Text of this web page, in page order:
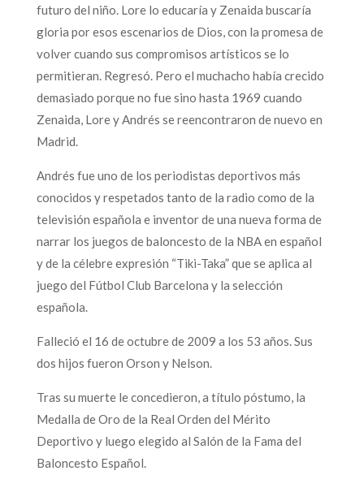
futuro del niño. Lore lo educaría y Zenaida buscaría
gloria por esos escenarios de Dios, con la promesa de
volver cuando sus compromisos artísticos se lo
permitieran. Regresó. Pero el muchacho había crecido
demasiado porque no fue sino hasta 1969 cuando
Zenaida, Lore y Andrés se reencontraron de nuevo en
Madrid.
Andrés fue uno de los periodistas deportivos más
conocidos y respetados tanto de la radio como de la
televisión española e inventor de una nueva forma de
narrar los juegos de baloncesto de la NBA en español
y de la célebre expresión “Tiki-Taka” que se aplica al
juego del Fútbol Club Barcelona y la selección
española.
Falleció el 16 de octubre de 2009 a los 53 años. Sus
dos hijos fueron Orson y Nelson.
Tras su muerte le concedieron, a título póstumo, la
Medalla de Oro de la Real Orden del Mérito
Deportivo y luego elegido al Salón de la Fama del
Baloncesto Español.